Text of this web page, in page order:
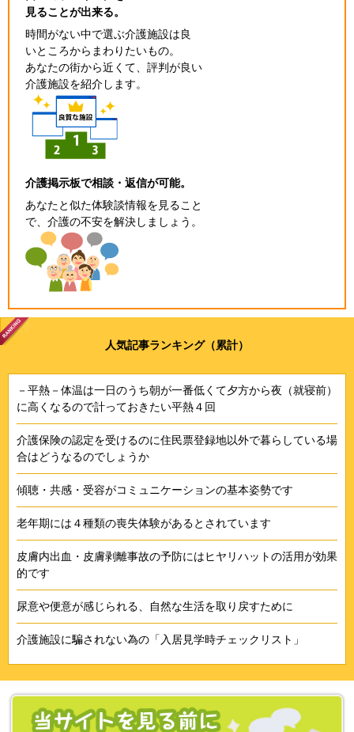
見ることが出来る。
時間がない中で選ぶ介護施設は良
いところからまわりたいもの。
あなたの街から近くて、評判が良い
介護施設を紹介します。
介護掲示板で相談・返信が可能。
あなたと似た体験談情報を見ること
で、介護の不安を解決しましょう。
人気記事ランキング（累計）
－平熱－体温は一日のうち朝が一番低くて夕方から夜（就寝前）
に高くなるので計っておきたい平熱４回
介護保険の認定を受けるのに住民票登録地以外で暮らしている場
合はどうなるのでしょうか
傾聴・共感・受容がコミュニケーションの基本姿勢です
老年期には４種類の喪失体験があるとされています
皮膚内出血・皮膚剥離事故の予防にはヒヤリハットの活用が効果
的です
尿意や便意が感じられる、自然な生活を取り戻すために
介護施設に騙されない為の「入居見学時チェックリスト」